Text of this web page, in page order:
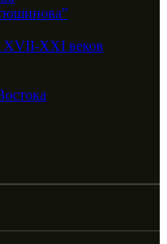
XVII-XXI веков